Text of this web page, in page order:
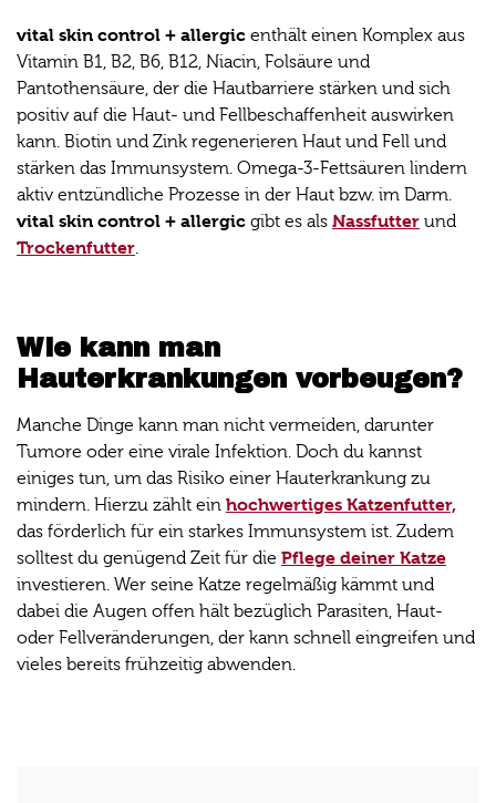
vital skin control + allergic enthält einen Komplex aus
Vitamin B1, B2, B6, B12, Niacin, Folsäure und
Pantothensäure, der die Hautbarriere stärken und sich
positiv auf die Haut- und Fellbeschaffenheit auswirken
kann. Biotin und Zink regenerieren Haut und Fell und
stärken das Immunsystem. Omega-3-Fettsäuren lindern
aktiv entzündliche Prozesse in der Haut bzw. im Darm.
vital skin control + allergic gibt es als Nassfutter und
Trockenfutter.
Wie kann man
Hauterkrankungen vorbeugen?
Manche Dinge kann man nicht vermeiden, darunter
Tumore oder eine virale Infektion. Doch du kannst
einiges tun, um das Risiko einer Hauterkrankung zu
mindern. Hierzu zählt ein hochwertiges Katzenfutter,
das förderlich für ein starkes Immunsystem ist. Zudem
solltest du genügend Zeit für die Pflege deiner Katze
investieren. Wer seine Katze regelmäßig kämmt und
dabei die Augen offen hält bezüglich Parasiten, Haut-
oder Fellveränderungen, der kann schnell eingreifen und
vieles bereits frühzeitig abwenden.